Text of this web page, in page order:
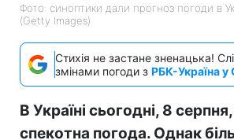
Фото: синоптики дали прогноз погоди в
(Getty Images)
Стихія не застане зненацька!
змінами погоди з РБК-Україна у
В Україні сьогодні, 8
спекотна погода. Однак